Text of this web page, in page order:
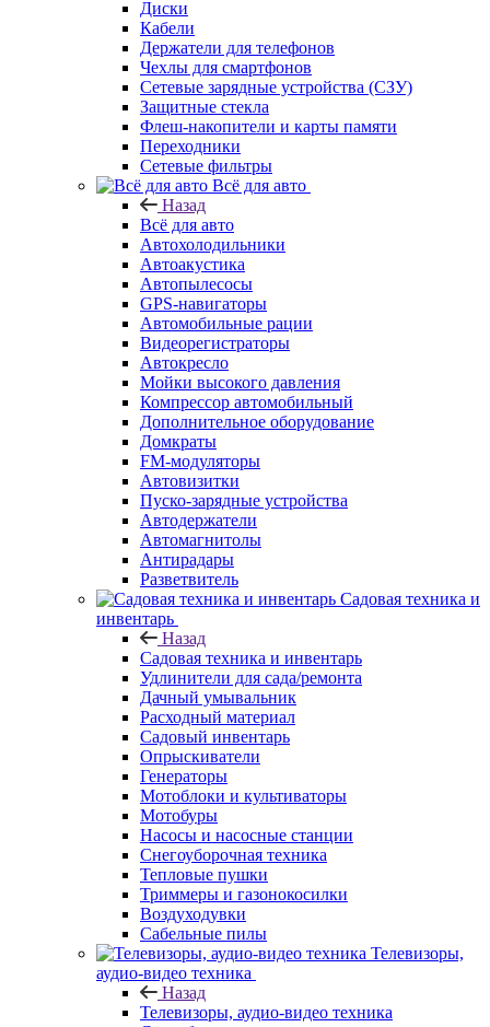
Диски
Кабели
Держатели для телефонов
Чехлы для смартфонов
Сетевые зарядные устройства (СЗУ)
Защитные стекла
Флеш-накопители и карты памяти
Переходники
Сетевые фильтры
Всё для авто
Назад
Всё для авто
Автохолодильники
Автоакустика
Автопылесосы
GPS-навигаторы
Автомобильные рации
Видеорегистраторы
Автокресло
Мойки высокого давления
Компрессор автомобильный
Дополнительное оборудование
Домкраты
FM-модуляторы
Автовизитки
Пуско-зарядные устройства
Автодержатели
Автомагнитолы
Антирадары
Разветвитель
Садовая техника и
инвентарь
Назад
Садовая техника и инвентарь
Удлинители для сада/ремонта
Дачный умывальник
Расходный материал
Садовый инвентарь
Опрыскиватели
Генераторы
Мотоблоки и культиваторы
Мотобуры
Насосы и насосные станции
Снегоуборочная техника
Тепловые пушки
Триммеры и газонокосилки
Воздуходувки
Сабельные пилы
Телевизоры,
аудио-видео техника
Назад
Телевизоры, аудио-видео техника